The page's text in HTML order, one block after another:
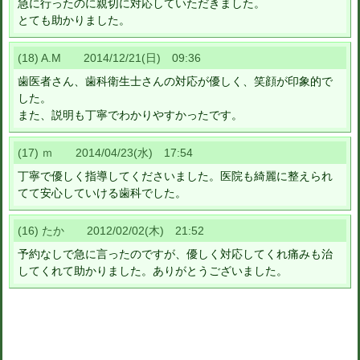
急に行ったのに親切に対応していただきました。
とても助かりました。
(18) A.M 2014/12/21(日) 09:36
歯医者さん、歯科衛生士さんの対応が優しく、笑顔が印象的で
した。
また、説明も丁寧でわかりやすかったです。
(17) ｍ 2014/04/23(水) 17:54
丁寧で優しく指導してくださいました。医院も綺麗に整えられ
てて安心していける歯科でした。
(16) たか 2012/02/02(木) 21:52
予約なしで急に言ったのですが、優しく対応してくれ痛みも治
してくれて助かりました。ありがとうございました。